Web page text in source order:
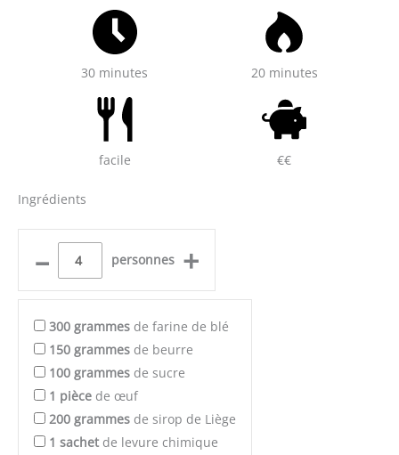
30 minutes 20 minutes
facile €€
Ingrédients
– personnes +
300 grammes de farine de blé
150 grammes de beurre
100 grammes de sucre
1 pièce de œuf
200 grammes de sirop de Liège
1 sachet de levure chimique